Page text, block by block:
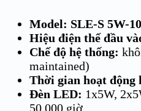
Model: SLE-S 5W-
Hiệu điện thế đầu
Chế độ hệ thống:
maintained)
Thời gian hoạt động
Đèn LED: 1x5W,
50.000 giờ